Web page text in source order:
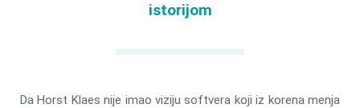
istorijom
Da Horst Klaes nije imao viziju softvera koji iz korena menja